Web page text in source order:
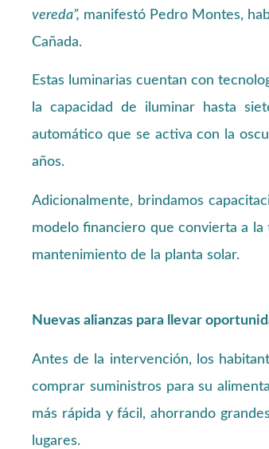
vereda”, manifestó Pedro Montes,
Cañada.
Estas luminarias cuentan con
la capacidad de iluminar hasta
automático que se activa con la
años.
Adicionalmente, brindamos
modelo financiero que convierta a la
mantenimiento de la planta solar.
Nuevas alianzas para llevar
Antes de la intervención, los
comprar suministros para su
más rápida y fácil, ahorrando
lugares.